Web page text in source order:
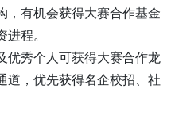
，有机会获得大赛合作基金
程。
优秀个人可获得大赛合作龙
道，优先获得名企校招、社